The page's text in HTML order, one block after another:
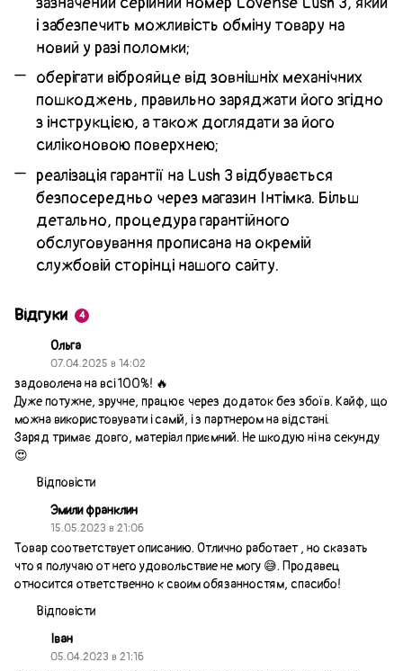
і забезпечить можливість обміну товару на
новий у разі поломки;
оберігати віброяйце від зовнішніх механічних
пошкоджень, правильно заряджати його згідно
з інструкцією, а також доглядати за його
силіконовою поверхнею;
реалізація гарантії на Lush 3 відбувається
безпосередньо через магазин Інтімка. Більш
детально, процедура гарантійного
обслуговування прописана на окремій
службовій сторінці нашого сайту.
Відгуки 4
Ольга
07.04.2025 в 14:02
задоволена на всі 100%! 🔥
Дуже потужне, зручне, працює через додаток без збоїв. Кайф, що
можна використовувати і самій, і з партнером на відстані.
Заряд тримає довго, матеріал приємний. Не шкодую ні на секунду
😍
Відповісти
Эмили франклин
15.05.2023 в 21:06
Товар соответствует описанию. Отлично работает , но сказать
что я получаю от него удовольствие не могу 😅. Продавец
относится ответственно к своим обязанностям, спасибо!
Відповісти
Іван
05.04.2023 в 21:16